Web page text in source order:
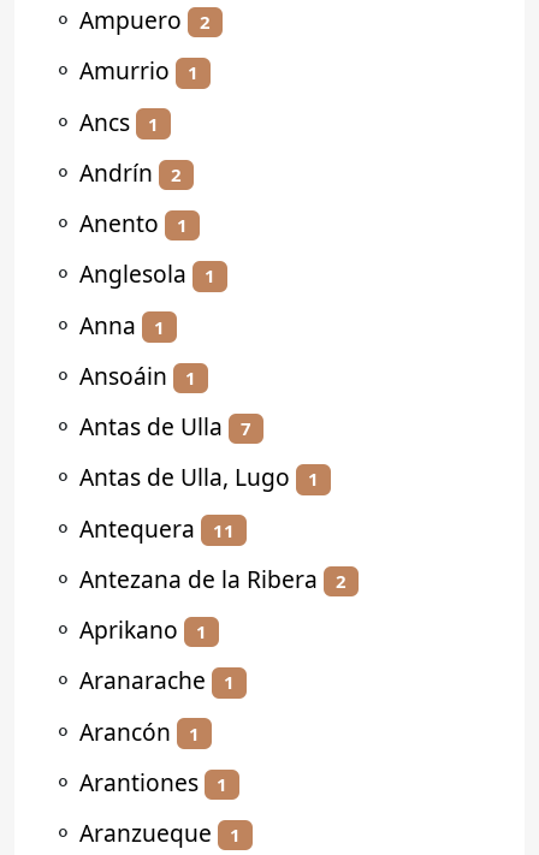
⚬ Ampuero 2
⚬ Amurrio 1
⚬ Ancs 1
⚬ Andrín 2
⚬ Anento 1
⚬ Anglesola 1
⚬ Anna 1
⚬ Ansoáin 1
⚬ Antas de Ulla 7
⚬ Antas de Ulla, Lugo 1
⚬ Antequera 11
⚬ Antezana de la Ribera 2
⚬ Aprikano 1
⚬ Aranarache 1
⚬ Arancón 1
⚬ Arantiones 1
⚬ Aranzueque 1